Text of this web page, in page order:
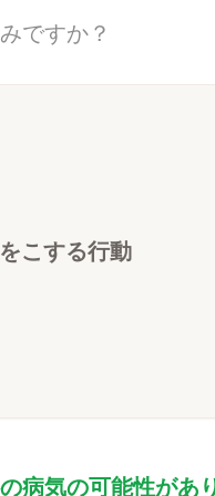
ですか？
こする行動
病気の可能性があ